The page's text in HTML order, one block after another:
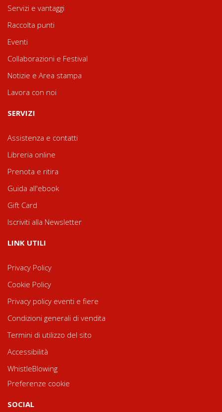
Servizi e vantaggi
Raccolta punti
Eventi
Collaborazioni e Festival
Notizie e Area stampa
Lavora con noi
SERVIZI
Assistenza e contatti
Libreria online
Prenota e ritira
Guida all'ebook
Gift Card
Iscriviti alla Newsletter
LINK UTILI
Privacy Policy
Cookie Policy
Privacy policy eventi e fiere
Condizioni generali di vendita
Termini di utilizzo del sito
Accessibilità
WhistleBlowing
Preferenze cookie
SOCIAL